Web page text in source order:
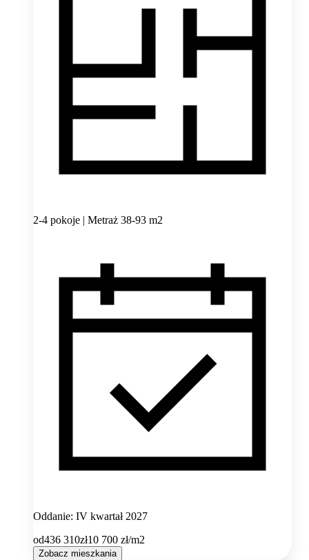
2-4 pokoje | Metraż 38-93 m2
Oddanie: IV kwartał 2027
od436 310zł10 700 zł/m2
Zobacz mieszkania